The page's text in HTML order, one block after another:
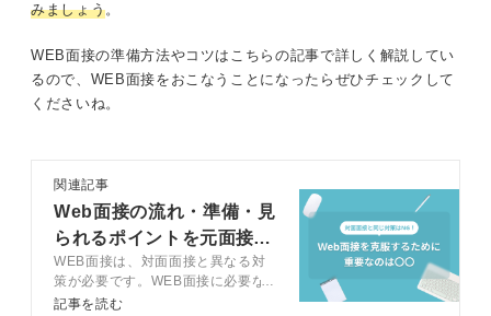
みましょう。
WEB面接の準備方法やコツはこちらの記事で詳しく解説してい
るので、WEB面接をおこなうことになったらぜひチェックして
くださいね。
関連記事
Web面接の流れ・準備・見
られるポイントを元面接官
が解説
WEB面接は、対面面接と異なる対
策が必要です。WEB面接に必要な
準備や好印象を残すポイント、トラ
記事を読む